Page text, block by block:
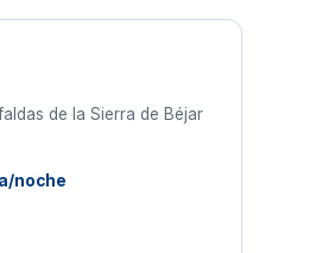
de la Sierra de Béjar
noche